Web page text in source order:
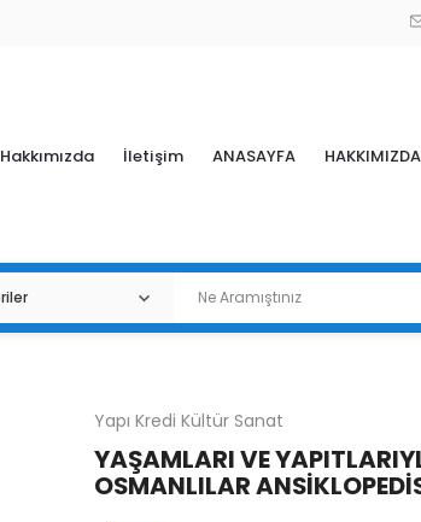
Hakkımızda İletişim ANASAYFA HAKKIMIZDA
Yapı Kredi Kültür Sanat
YAŞAMLARI VE
OSMANLILAR